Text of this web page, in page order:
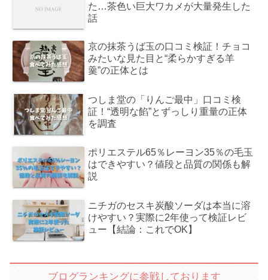
た…茶色い巨大ワカメが大量発生した
話
京の抹茶うば玉の口コミ検証！チョコ
みたいな見た目と“柔らかすぎる羊
羹”の正体とは
つしま堂の「りんご最中」口コミ検
証！“透明な餡”とずっしり重量の正体
を調査
ポリエステル65％レーヨン35％の毛玉
はできやすい？値段と品質の関係も解
説
ニチガのセスキ炭酸ソーダは本当に溶
けやすい？実際に2年使って検証レビ
ュー【結論：これでOK】
ブログランキングに参戦しております